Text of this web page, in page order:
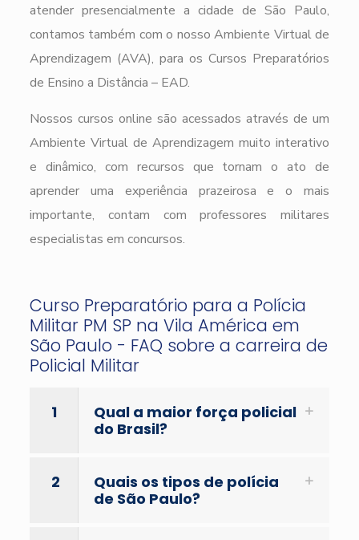
atender presencialmente a cidade de São Paulo,
contamos também com o nosso Ambiente Virtual de
Aprendizagem (AVA), para os Cursos Preparatórios
de Ensino a Distância – EAD.
Nossos cursos online são acessados através de um
Ambiente Virtual de Aprendizagem muito interativo
e dinâmico, com recursos que tornam o ato de
aprender uma experiência prazeirosa e o mais
importante, contam com professores militares
especialistas em concursos.
Curso Preparatório para a Polícia
Militar PM SP na Vila América em
São Paulo - FAQ sobre a carreira de
Policial Militar
1
Qual a maior força policial
do Brasil?
2
Quais os tipos de polícia
de São Paulo?